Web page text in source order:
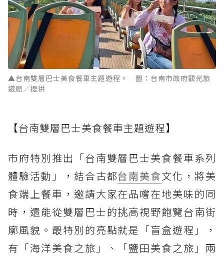
▲台南雙層巴士美食餐車主題遊程。 圖：台南市政府觀光旅
遊局／提供
【台南雙層巴士美食餐車主題遊程】
市府特別推出「台南雙層巴士美食餐車系列
體驗活動」，結合古都台南美食文化，將美
食端上餐車，邀請大家在品嚐在地美味的同
時，還能從雙層巴士的挑高視野飽覽台南街
廓風貌。最特別的亮點就是「盲盒遊程」，
有「海洋美食之旅」、「鹽田美食之旅」兩